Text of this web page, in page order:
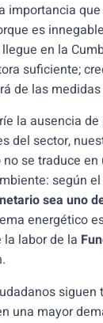
importancia
es
en la
suficiente;
de las
la ausencia
del sector,
se traduce
según
sea uno
energético
labor de la
una mayor